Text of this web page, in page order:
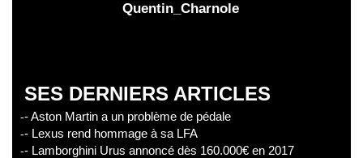
Quentin_Charnole
SES DERNIERS ARTICLES
- Aston Martin a un problème de pédale
- Lexus rend hommage à sa LFA
- Lamborghini Urus annoncé dès 160.000€ en 2017